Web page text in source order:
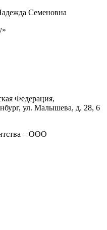
Семеновна
Федерация,
, ул. Малышева, д. 28, 6
– ООО